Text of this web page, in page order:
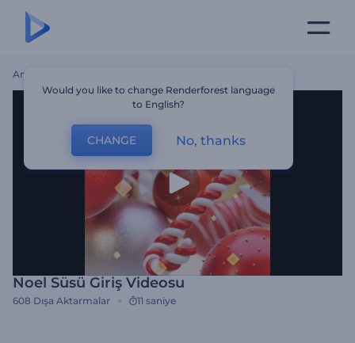
Ana Sayfa
Noel Süsü Giriş Videosu
608 Dışa Aktarmalar 11 saniye
Would you like to change Renderforest language
to English?
CHANGE No, thanks